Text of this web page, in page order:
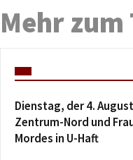
Mehr zum
Dienstag, der 4.
Zentrum-Nord und
Mordes in U-Haft